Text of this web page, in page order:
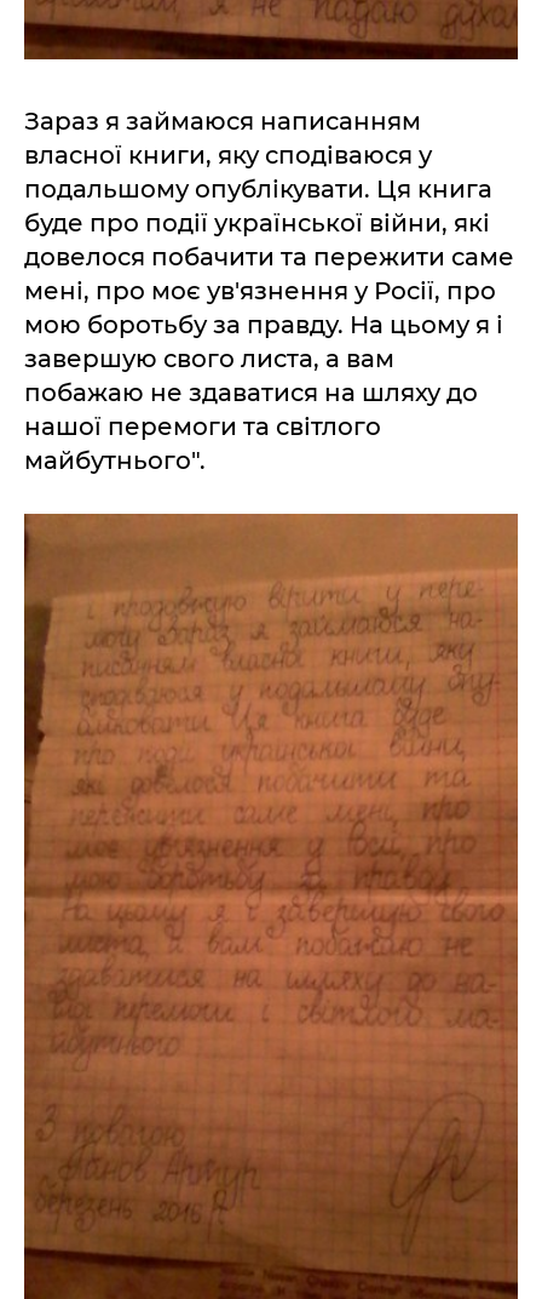
Зараз я займаюся написанням
власної книги, яку сподіваюся у
подальшому опублікувати. Ця книга
буде про події української війни, які
довелося побачити та пережити саме
мені, про моє ув'язнення у Росії, про
мою боротьбу за правду. На цьому я і
завершую свого листа, а вам
побажаю не здаватися на шляху до
нашої перемоги та світлого
майбутнього".